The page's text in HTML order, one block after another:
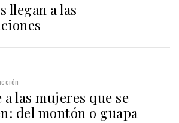
llegan a las
a las mujeres que se
del montón o guapa